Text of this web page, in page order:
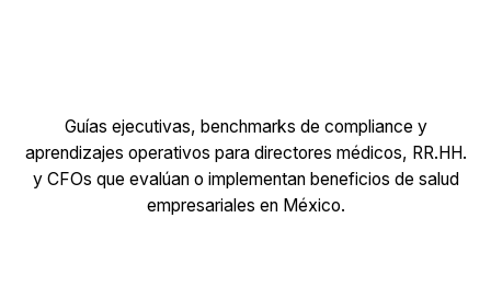
Guías ejecutivas, benchmarks de compliance y
aprendizajes operativos para directores médicos, RR.HH.
y CFOs que evalúan o implementan beneficios de salud
empresariales en México.